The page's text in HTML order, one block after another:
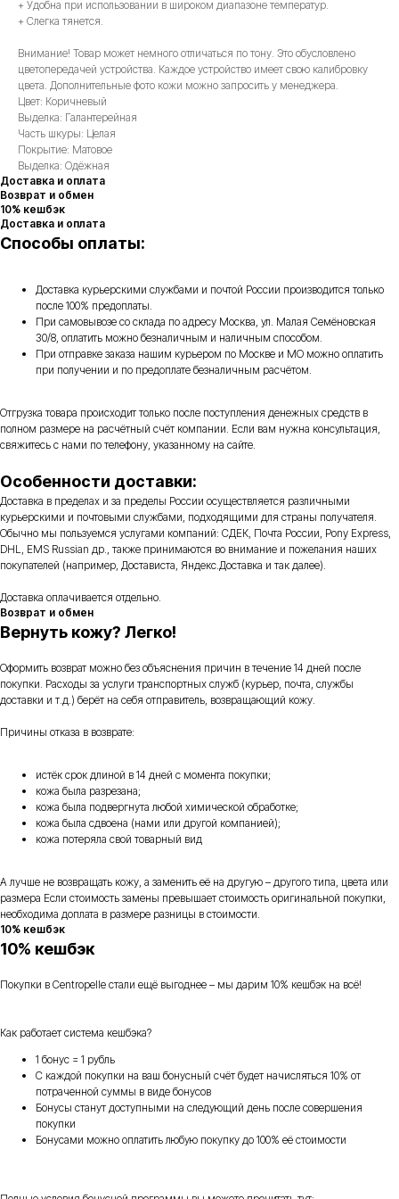
+ Удобна при использовании в широком диапазоне температур.
+ Слегка тянется.
Внимание! Товар может немного отличаться по тону. Это обусловлено
цветопередачей устройства. Каждое устройство имеет свою калибровку
цвета. Дополнительные фото кожи можно запросить у менеджера.
Цвет: Коричневый
Выделка: Галантерейная
Часть шкуры: Целая
Покрытие: Матовое
Выделка: Одёжная
Доставка и оплата
Возврат и обмен
10% кешбэк
Доставка и оплата
Способы оплаты:
Доставка курьерскими службами и почтой России производится только
после 100% предоплаты.
При самовывозе со склада по адресу Москва, ул. Малая Семёновская
30/8, оплатить можно безналичным и наличным способом.
При отправке заказа нашим курьером по Москве и МО можно оплатить
при получении и по предоплате безналичным расчётом.
Отгрузка товара происходит только после поступления денежных средств в
полном размере на расчётный счёт компании. Если вам нужна консультация,
свяжитесь с нами по телефону, указанному на сайте.
Особенности доставки:
Доставка в пределах и за пределы России осуществляется различными
курьерскими и почтовыми службами, подходящими для страны получателя.
Обычно мы пользуемся услугами компаний: СДЕК, Почта России, Pony Express,
DHL, EMS Russian др., также принимаются во внимание и пожелания наших
покупателей (например, Достависта, Яндекс.Доставка и так далее).
Доставка оплачивается отдельно.
Возврат и обмен
Вернуть кожу? Легко!
Оформить возврат можно без объяснения причин в течение 14 дней после
покупки. Расходы за услуги транспортных служб (курьер, почта, службы
доставки и т.д.) берёт на себя отправитель, возвращающий кожу.
Причины отказа в возврате:
истёк срок длиной в 14 дней с момента покупки;
кожа была разрезана;
кожа была подвергнута любой химической обработке;
кожа была сдвоена (нами или другой компанией);
кожа потеряла свой товарный вид
А лучше не возвращать кожу, а заменить её на другую – другого типа, цвета или
размера Если стоимость замены превышает стоимость оригинальной покупки,
необходима доплата в размере разницы в стоимости.
10% кешбэк
10% кешбэк
Покупки в Centropelle стали ещё выгоднее – мы дарим 10% кешбэк на всё!
Как работает система кешбэка?
1 бонус = 1 рубль
С каждой покупки на ваш бонусный счёт будет начисляться 10% от
потраченной суммы в виде бонусов
Бонусы станут доступными на следующий день после совершения
покупки
Бонусами можно оплатить любую покупку до 100% её стоимости